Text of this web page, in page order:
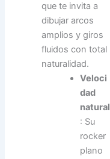
que te invita a
dibujar arcos
amplios y giros
fluidos con total
naturalidad.
Veloci
dad
natural
: Su
rocker
plano